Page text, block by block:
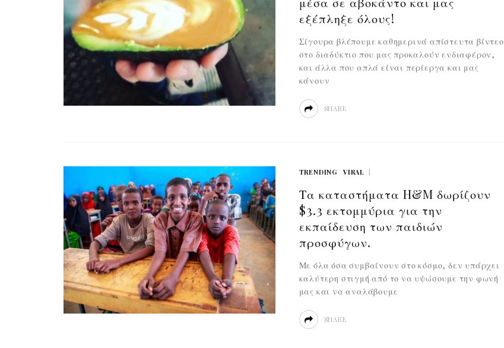
εξέπληξε όλους!
Σίγουρα βλέπουμε καθημερινά απίστευτα βίντεο
στο διαδύκτιο που μας προκαλούν ενδιαφέρον,
και άλλα που απλά είναι περίεργα και μας
κάνουν
SHARE
TRENDING VIRAL
Τα καταστήματα H&M δωρίζουν
$3.3 εκτομμύρια για την
εκπαίδευση των παιδιών
προσφύγων.
Με όλα όσα συμβαίνουν στο κόσμο, δεν υπάρχει
καλύτερη στιγμή από το να υψώσουμε την φωνή
μας και να αναλάβουμε
SHARE